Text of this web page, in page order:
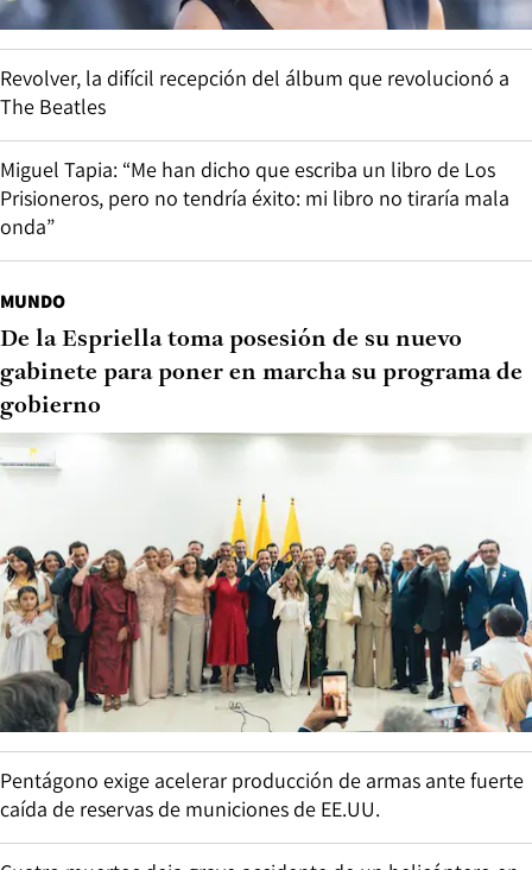
Revolver, la difícil recepción del álbum que revolucionó a
The Beatles
Miguel Tapia: “Me han dicho que escriba un libro de Los
Prisioneros, pero no tendría éxito: mi libro no tiraría mala
onda”
MUNDO
De la Espriella toma posesión de su nuevo
gabinete para poner en marcha su programa de
gobierno
Pentágono exige acelerar producción de armas ante fuerte
caída de reservas de municiones de EE.UU.